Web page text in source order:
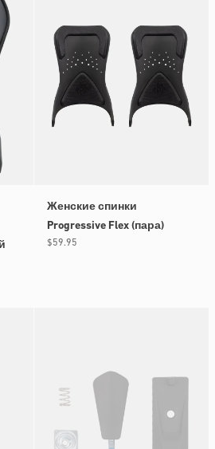
Женские спинки
Progressive Flex (пара)
Обычная
$59.95